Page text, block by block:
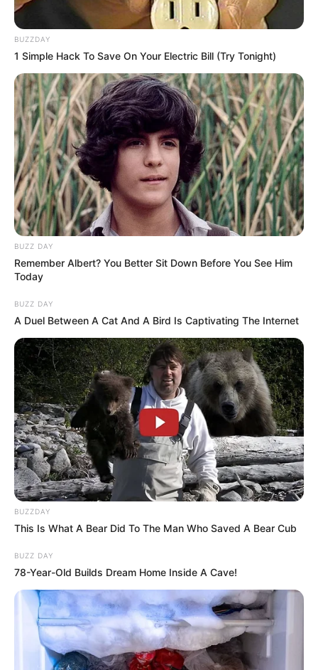
BUZZDAY
1 Simple Hack To Save On Your Electric Bill (Try Tonight)
BUZZ DAY
Remember Albert? You Better Sit Down Before You See Him
Today
BUZZ DAY
A Duel Between A Cat And A Bird Is Captivating The Internet
BUZZDAY
This Is What A Bear Did To The Man Who Saved A Bear Cub
BUZZ DAY
78-Year-Old Builds Dream Home Inside A Cave!